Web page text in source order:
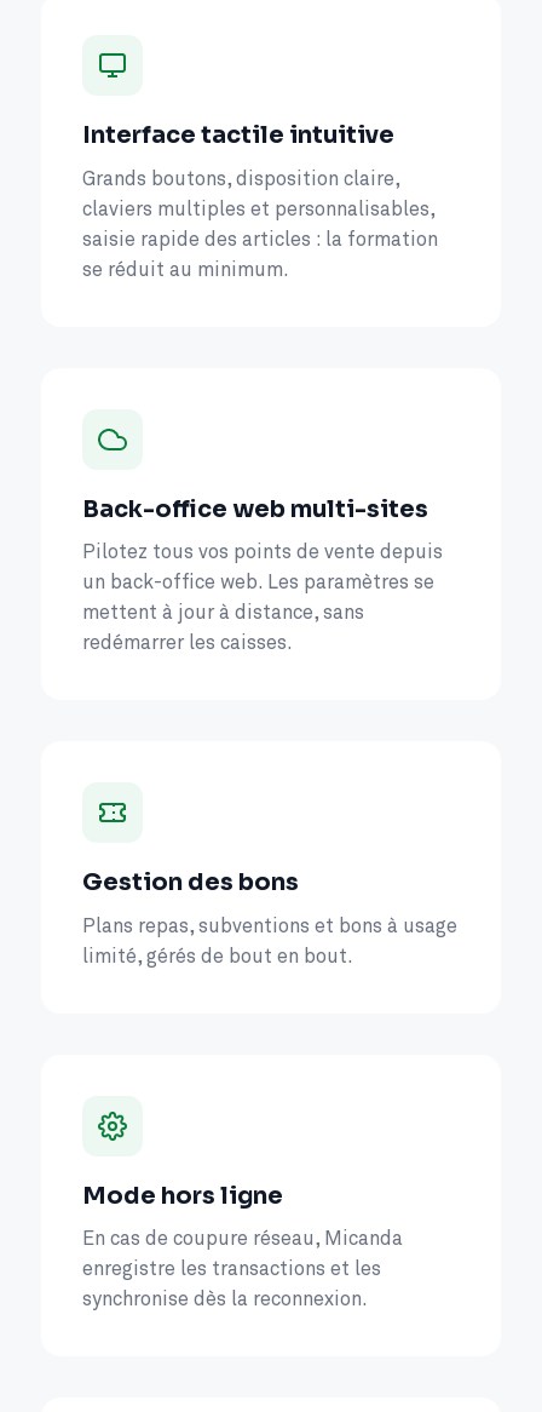
Interface tactile intuitive
Grands boutons, disposition claire,
claviers multiples et personnalisables,
saisie rapide des articles : la formation
se réduit au minimum.
Back-office web multi-sites
Pilotez tous vos points de vente depuis
un back-office web. Les paramètres se
mettent à jour à distance, sans
redémarrer les caisses.
Gestion des bons
Plans repas, subventions et bons à usage
limité, gérés de bout en bout.
Mode hors ligne
En cas de coupure réseau, Micanda
enregistre les transactions et les
synchronise dès la reconnexion.